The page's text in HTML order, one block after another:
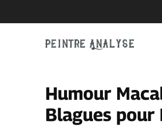
Humour
Blagues pour